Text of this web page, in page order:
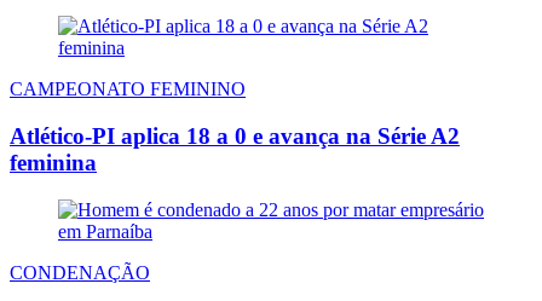
CAMPEONATO FEMININO
Atlético-PI aplica 18 a 0 e avança na Série A2
feminina
CONDENAÇÃO